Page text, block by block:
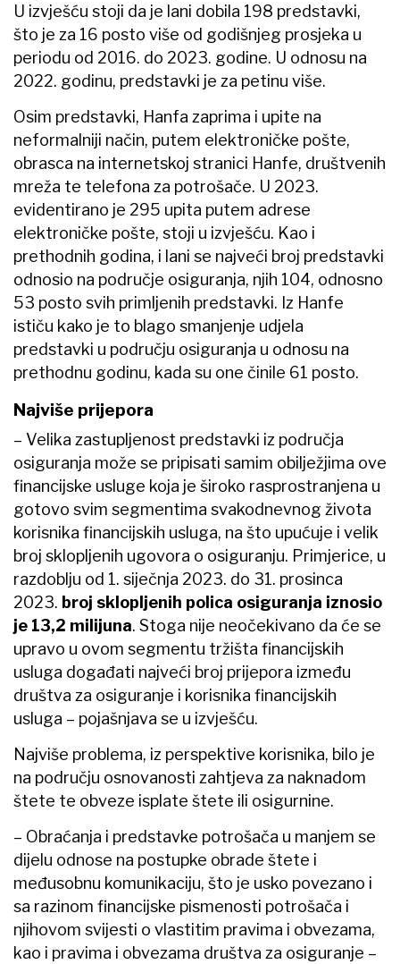
U izvješću stoji da je lani dobila 198 predstavki,
što je za 16 posto više od godišnjeg prosjeka u
periodu od 2016. do 2023. godine. U odnosu na
2022. godinu, predstavki je za petinu više.
Osim predstavki, Hanfa zaprima i upite na
neformalniji način, putem elektroničke pošte,
obrasca na internetskoj stranici Hanfe, društvenih
mreža te telefona za potrošače. U 2023.
evidentirano je 295 upita putem adrese
elektroničke pošte, stoji u izvješću. Kao i
prethodnih godina, i lani se najveći broj predstavki
odnosio na područje osiguranja, njih 104, odnosno
53 posto svih primljenih predstavki. Iz Hanfe
ističu kako je to blago smanjenje udjela
predstavki u području osiguranja u odnosu na
prethodnu godinu, kada su one činile 61 posto.
Najviše prijepora
– Velika zastupljenost predstavki iz područja
osiguranja može se pripisati samim obilježjima ove
financijske usluge koja je široko rasprostranjena u
gotovo svim segmentima svakodnevnog života
korisnika financijskih usluga, na što upućuje i velik
broj sklopljenih ugovora o osiguranju. Primjerice, u
razdoblju od 1. siječnja 2023. do 31. prosinca
2023. broj sklopljenih polica osiguranja iznosio
je 13,2 milijuna. Stoga nije neočekivano da će se
upravo u ovom segmentu tržišta financijskih
usluga događati najveći broj prijepora između
društva za osiguranje i korisnika financijskih
usluga – pojašnjava se u izvješću.
Najviše problema, iz perspektive korisnika, bilo je
na području osnovanosti zahtjeva za naknadom
štete te obveze isplate štete ili osigurnine.
– Obraćanja i predstavke potrošača u manjem se
dijelu odnose na postupke obrade štete i
međusobnu komunikaciju, što je usko povezano i
sa razinom financijske pismenosti potrošača i
njihovom svijesti o vlastitim pravima i obvezama,
kao i pravima i obvezama društva za osiguranje –